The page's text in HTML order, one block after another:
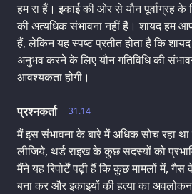
हम रा हैं। इकाई की ओर से यौन पूर्वाग्रह के
की अत्यधिक संभावना नहीं है। शायद हम
हैं, लेकिन यह स्पष्ट प्रतीत होता है कि शायद
अनुभव करने के लिए यौन गतिविधि की
आवश्यकता होगी।
31.14
प्रश्नकर्ता
मैं इस संभावना के बारे में अधिक सोच रहा
लीजिये, थर्ड राइख के कुछ सदस्यों को
मैंने यह रिपोर्टें पढ़ी हैं कि कुछ मामलों में, गैस
बना कर और इकाइयों की हत्या का